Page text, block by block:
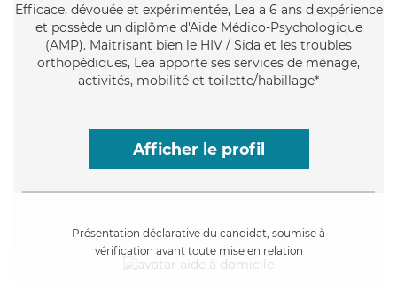
Efficace, dévouée et expérimentée, Lea a 6 ans d'expérience
et possède un diplôme d'Aide Médico-Psychologique
(AMP). Maitrisant bien le HIV / Sida et les troubles
orthopédiques, Lea apporte ses services de ménage,
activités, mobilité et toilette/habillage*
Afficher le profil
Présentation déclarative du candidat, soumise à
vérification avant toute mise en relation